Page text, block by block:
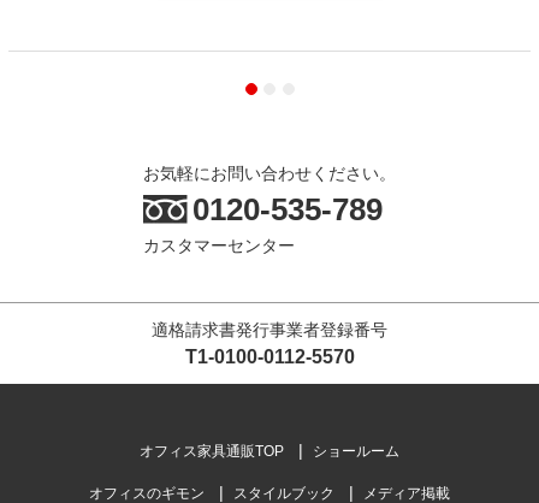
すべてのお客様のコメント見る
お気軽にお問い合わせください。
0120-535-789
カスタマーセンター
適格請求書発行事業者登録番号
T1-0100-0112-5570
オフィス家具通販TOP ショールーム
オフィスのギモン スタイルブック メディア掲載